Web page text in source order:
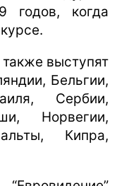
годов, когда
выступят
Бельгии,
Сербии,
Норвегии,
Кипра,